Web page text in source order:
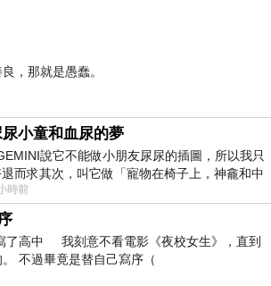
，那就是愚蠢。
尿小童和血尿的夢
說它不能做小朋友尿尿的插圖，所以我只
而求其次，叫它做「寵物在椅子上，神龕和中
臉孔」的畫了。 六月底
時前
了高中 我刻意不看電影《夜校女生》，直到
不過畢竟是替自己寫序（